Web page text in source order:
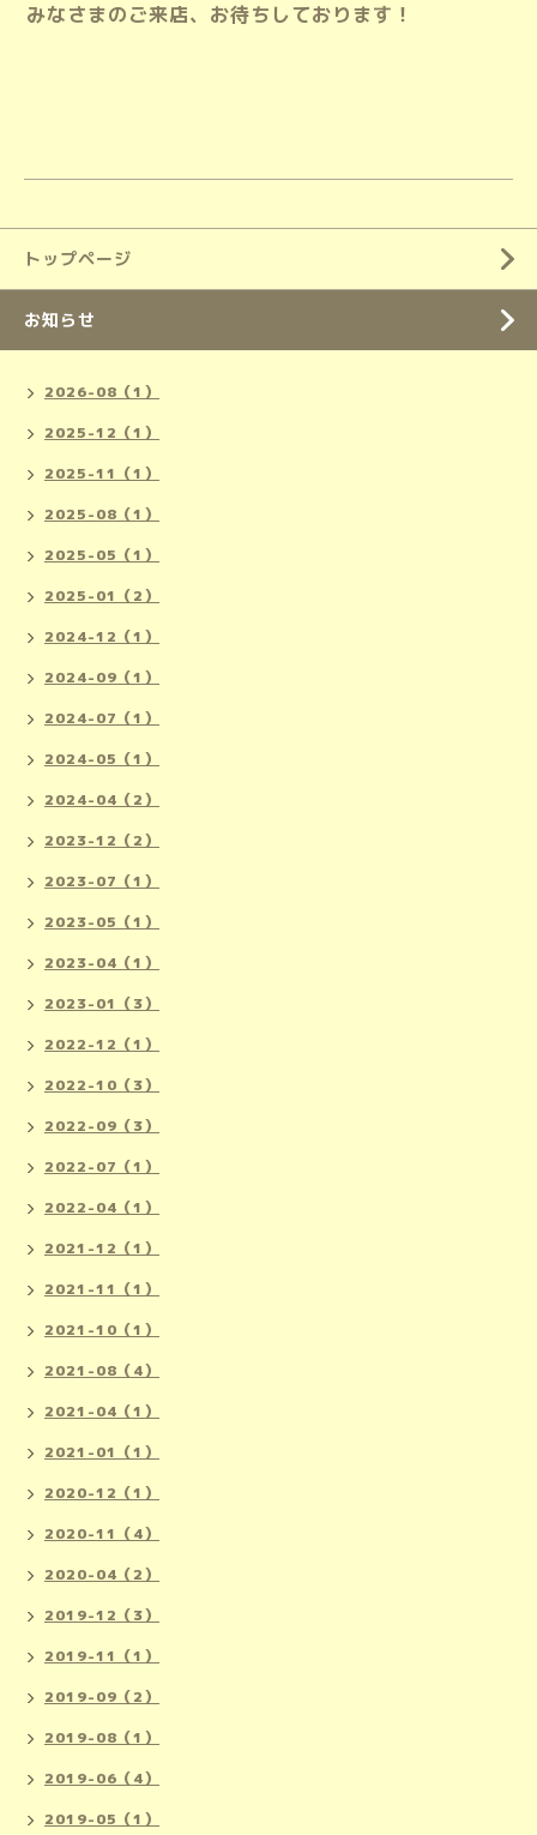
みなさまのご来店、お待ちしております！
トップページ
お知らせ
2026-08（1）
2025-12（1）
2025-11（1）
2025-08（1）
2025-05（1）
2025-01（2）
2024-12（1）
2024-09（1）
2024-07（1）
2024-05（1）
2024-04（2）
2023-12（2）
2023-07（1）
2023-05（1）
2023-04（1）
2023-01（3）
2022-12（1）
2022-10（3）
2022-09（3）
2022-07（1）
2022-04（1）
2021-12（1）
2021-11（1）
2021-10（1）
2021-08（4）
2021-04（1）
2021-01（1）
2020-12（1）
2020-11（4）
2020-04（2）
2019-12（3）
2019-11（1）
2019-09（2）
2019-08（1）
2019-06（4）
2019-05（1）